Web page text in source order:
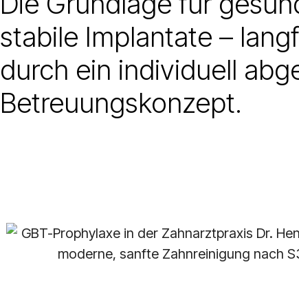
stabile Implantate –
durch ein individuell
Betreuungskonzept.